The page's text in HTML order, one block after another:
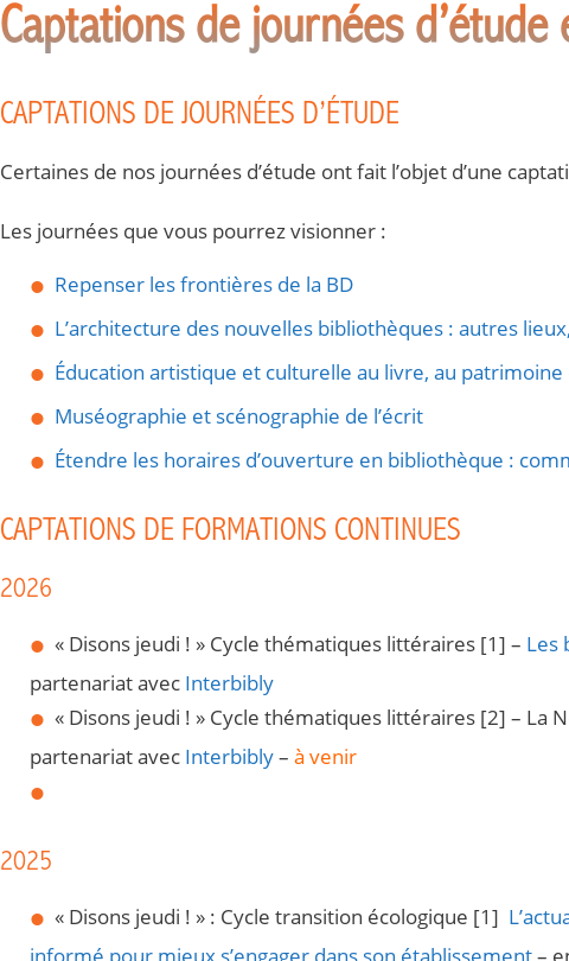
Captations de journées
CAPTATIONS DE JOURNÉES D’ÉTUDE
Certaines de nos journées d’étude ont fait l’objet d’une
Les journées que vous pourrez visionner :
Repenser les frontières de la BD
L’architecture des nouvelles bibliothèques : autres
Éducation artistique et culturelle au livre, au
Muséographie et scénographie de l’écrit
Étendre les horaires d’ouverture en bibliothèque :
CAPTATIONS DE FORMATIONS CONTINUES
2026
« Disons jeudi ! » Cycle thématiques littéraires [1] – Les
partenariat avec Interbibly
« Disons jeudi ! » Cycle thématiques littéraires [2] – La
partenariat avec Interbibly– à venir
2025
« Disons jeudi ! » : Cycle transition écologique [1]
informé pour mieux s’engager dans son établissement–